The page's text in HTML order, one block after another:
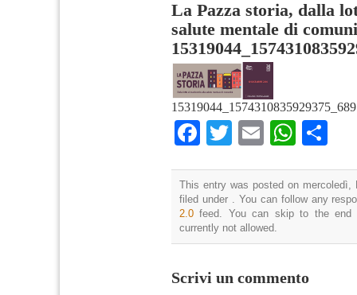
La Pazza storia, dalla
salute mentale di
Facebook
TwitterEmail
This entry was posted on
filed under . You can follow any
2.0 feed. You can skip to the end
currently not allowed.
Scrivi un commento